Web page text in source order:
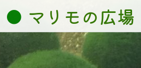
to
content
マリモの広場